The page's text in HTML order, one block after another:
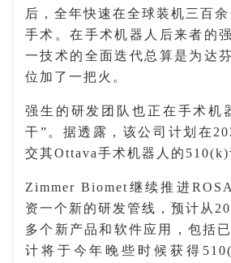
后，全年快速在全球装机三百
手术。在手术机器人后来者的
一技术的全面迭代总算是为达
位加了一把火。
强生的研发团队也正在手术机
干”。据透露，该公司 计划在
交其Ottava手术机器人的510(k)
Zimmer Biomet 继续推进ROSA
资一个新的研发管线，预计从
多个新产品和软件应用，包括
计将于今年晚些时候获得